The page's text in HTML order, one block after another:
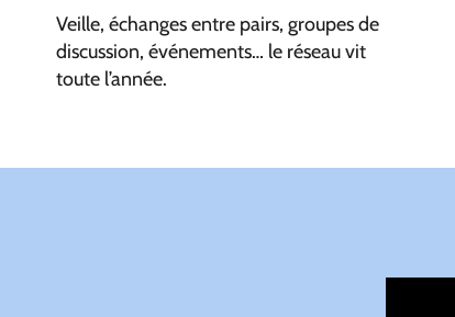
Veille, échanges entre pairs, groupes de
discussion, événements… le réseau vit
toute l’année.